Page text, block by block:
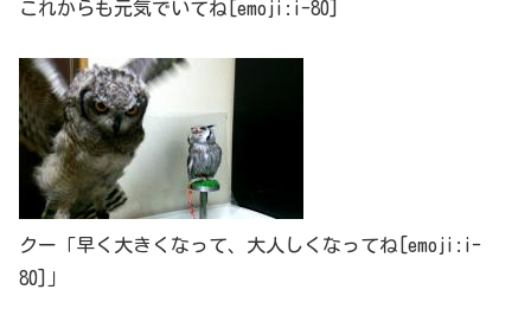
これからも元気でいてね[emoji:i-80]
クー「早く大きくなって、大人しくなってね[emoji:i-
80]」